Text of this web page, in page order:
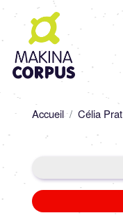
d'Ariane
Accueil Célia Prat
Primary
tabs